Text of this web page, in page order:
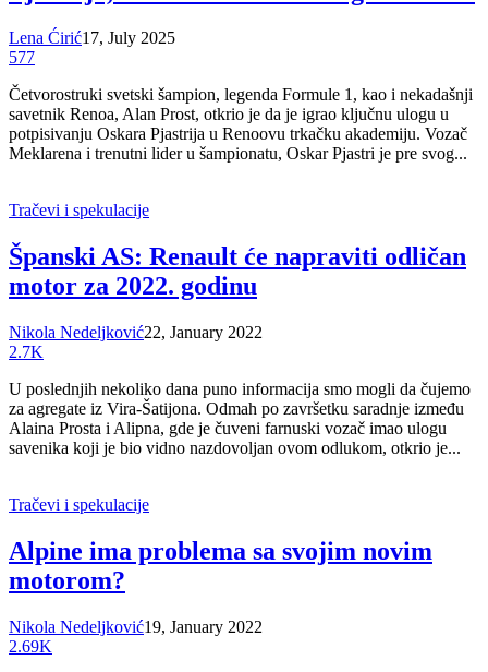
Lena Ćirić17, July 2025
577
Četvorostruki svetski šampion, legenda Formule 1, kao i nekadašnji
savetnik Renoa, Alan Prost, otkrio je da je igrao ključnu ulogu u
potpisivanju Oskara Pjastrija u Renoovu trkačku akademiju. Vozač
Meklarena i trenutni lider u šampionatu, Oskar Pjastri je pre svog...
Tračevi i spekulacije
Španski AS: Renault će napraviti odličan
motor za 2022. godinu
Nikola Nedeljković22, January 2022
2.7K
U poslednjih nekoliko dana puno informacija smo mogli da čujemo
za agregate iz Vira-Šatijona. Odmah po završetku saradnje između
Alaina Prosta i Alipna, gde je čuveni farnuski vozač imao ulogu
savenika koji je bio vidno nazdovoljan ovom odlukom, otkrio je...
Tračevi i spekulacije
Alpine ima problema sa svojim novim
motorom?
Nikola Nedeljković19, January 2022
2.69K